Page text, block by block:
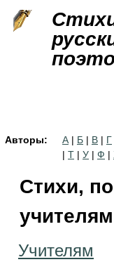
Авторы: А | Б | В | Г
| Т | У | Ф |
Стихи,
учителям
Учителям